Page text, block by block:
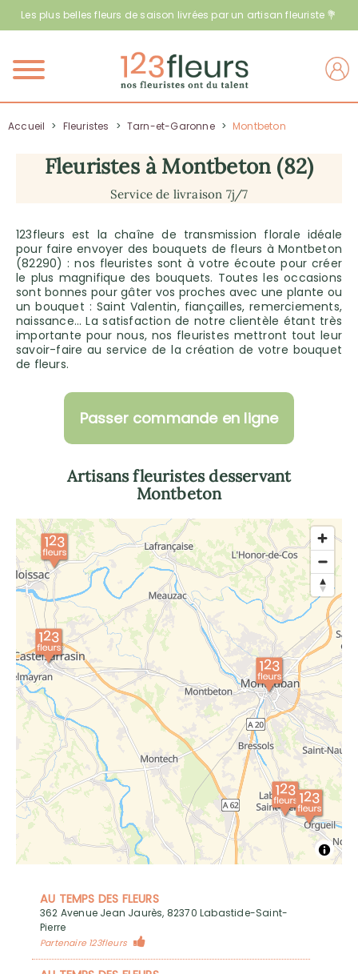
Les plus belles fleurs de saison livrées par un artisan fleuriste 💐
Menu
Accueil > Fleuristes > Tarn-et-Garonne > Montbeton
Fleuristes à Montbeton (82)
Service de livraison 7j/7
123fleurs est la chaîne de transmission florale idéale
pour faire envoyer des bouquets de fleurs à Montbeton
(82290) : nos fleuristes sont à votre écoute pour créer
le plus magnifique des bouquets. Toutes les occasions
sont bonnes pour gâter vos proches avec une plante ou
un bouquet : Saint Valentin, fiançailles, remerciements,
naissance… La satisfaction de notre clientèle étant très
importante pour nous, nos fleuristes mettront tout leur
savoir-faire au service de la création de votre bouquet
de fleurs.
Passer commande en ligne
Artisans fleuristes desservant
Montbeton
AU TEMPS DES FLEURS
362 Avenue Jean Jaurès, 82370 Labastide-Saint-
Pierre
Partenaire 123fleurs